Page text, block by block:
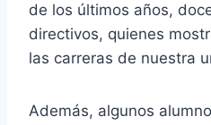
de los últimos años,
directivos, quienes
las carreras de nuestra
Además, algunos